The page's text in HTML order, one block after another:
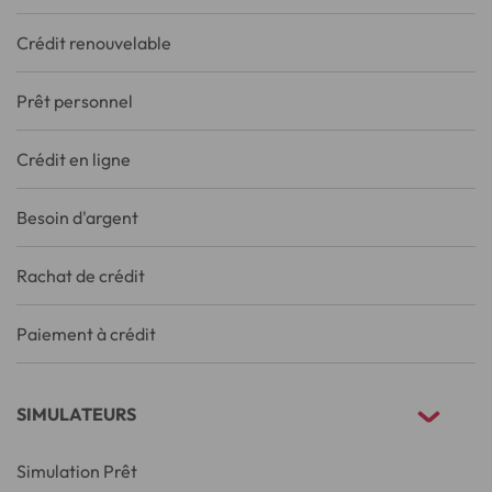
Crédit renouvelable
Prêt personnel
Crédit en ligne
Besoin d'argent
Rachat de crédit
Paiement à crédit
SIMULATEURS
Simulation Prêt